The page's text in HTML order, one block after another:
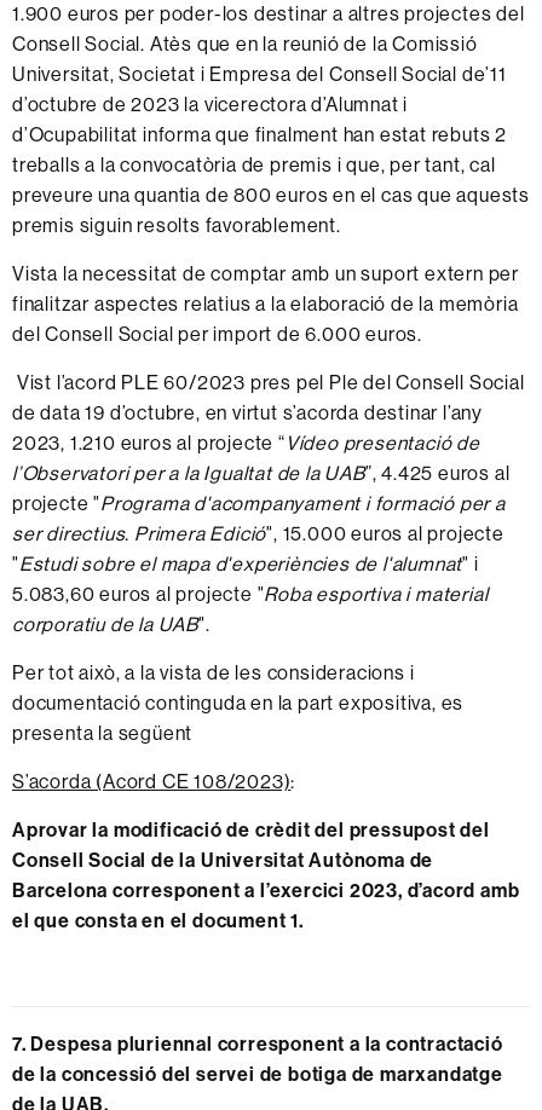
1.900 euros per poder-los destinar a altres projectes del
Consell Social. Atès que en la reunió de la Comissió
Universitat, Societat i Empresa del Consell Social de’11
d’octubre de 2023 la vicerectora d’Alumnat i
d’Ocupabilitat informa que finalment han estat rebuts 2
treballs a la convocatòria de premis i que, per tant, cal
preveure una quantia de 800 euros en el cas que aquests
premis siguin resolts favorablement.
Vista la necessitat de comptar amb un suport extern per
finalitzar aspectes relatius a la elaboració de la memòria
del Consell Social per import de 6.000 euros.
Vist l’acord PLE 60/2023 pres pel Ple del Consell Social
de data 19 d’octubre, en virtut s’acorda destinar l’any
2023, 1.210 euros al projecte “ Vídeo presentació de
l’Observatori per a la Igualtat de la UAB”, 4.425 euros al
projecte "Programa d'acompanyament i formació per a
ser directius. Primera Edició", 15.000 euros al projecte
"Estudi sobre el mapa d'experiències de l'alumnat" i
5.083,60 euros al projecte "Roba esportiva i material
corporatiu de la UAB".
Per tot això, a la vista de les consideracions i
documentació continguda en la part expositiva, es
presenta la següent
S’acorda (Acord CE 108/2023):
Aprovar la modificació de crèdit del pressupost del
Consell Social de la Universitat Autònoma de
Barcelona corresponent a l’exercici 2023, d’acord amb
el que consta en eldocument 1.
7. Despesa pluriennal corresponent a la contractació
de la concessió del servei de botiga de marxandatge
de la UAB.